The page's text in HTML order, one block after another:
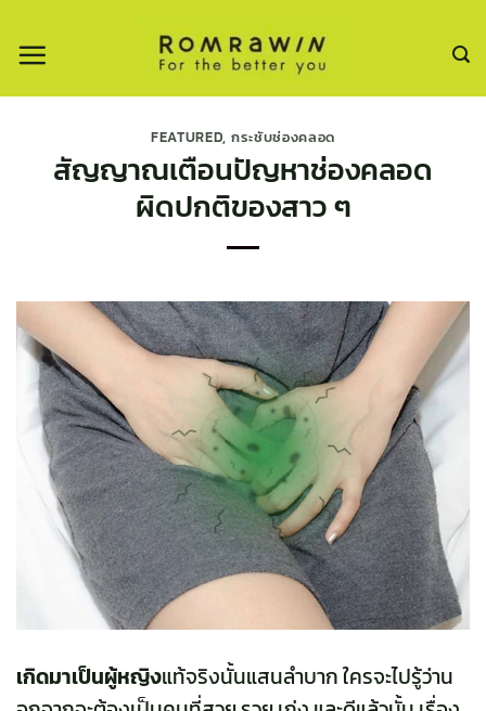
FEATURED, กระชับช่องคลอด
สัญญาณเตือนปัญหาช่องคลอด
ผิดปกติของสาว ๆ
เกิดมาเป็นผู้หญิงแท้จริงนั้นแสนลำบาก ใครจะไปรู้ว่าน